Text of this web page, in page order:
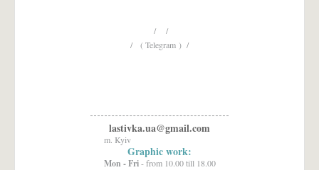
/ /
/ ( Telegram ) /
lastivka.ua@gmail.com
m. Kyiv
Graphic work:
Mon - Fri- from 10.00 till 18.00